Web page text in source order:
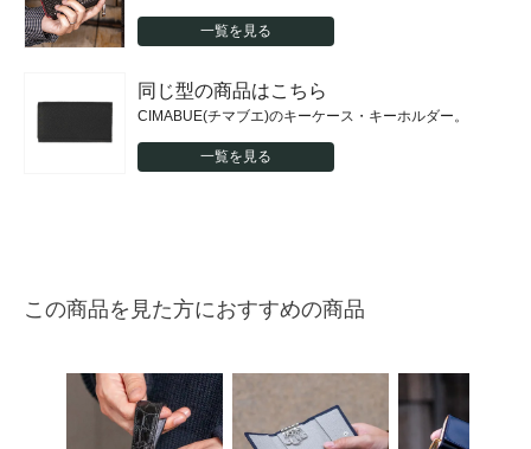
一覧を見る
同じ型の商品はこちら
CIMABUE(チマブエ)のキーケース・キーホルダー。
一覧を見る
この商品を見た方におすすめの商品